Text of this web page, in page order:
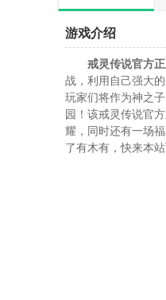
游戏介绍
戒灵传说官方
战，利用自己强大
玩家们将作为神之
园！该戒灵传说官
耀，同时还有一场
了有木有，快来本